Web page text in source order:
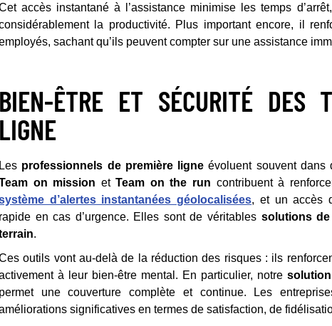
accès instantané à l’assistance minimise les temps d’arrêt,
la productivité. Plus important encore, il
sachant qu’ils peuvent compter sur une assistance
BIEN-ÊTRE ET SÉCURITÉ DES
LIGNE
Les professionnels de première ligne évoluent souvent
on mission etTeam on the run contribuent à
d’alertes instantanées géolocalisées, et un accès
rapide en cas d’urgence. Elles sont de véritables solutions
.
outils vont au-delà de la réduction des risques : ils
à leur bien-être mental. En particulier, notre
permet une couverture complète et continue. Les
significatives en termes de satisfaction, de